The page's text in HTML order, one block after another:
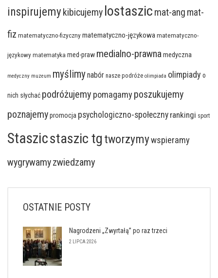
inspirujemykibicujemy lostaszic mat-ang mat-
fiz matematyczno-fizycznymatematyczno-językowa matematyczno-
językowy matematyka med-praw medialno-prawna medyczna
medyczny muzeum myślimynabór nasze podróże olimpiada olimpiady o
nich słychać podróżujemy pomagamyposzukujemy
poznajemypromocja psychologiczno-społeczny rankingi sport
Staszicstaszic tg tworzymywspieramy
wygrywamyzwiedzamy
OSTATNIE POSTY
Nagrodzeni „Zwyrtałą” po raz trzeci
2 LIPCA 2026